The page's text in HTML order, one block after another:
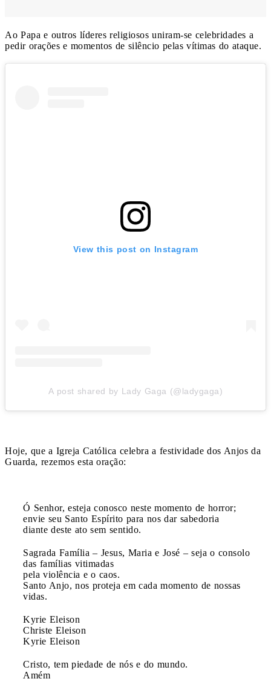
Ao Papa e outros líderes religiosos uniram-se celebridades a
pedir orações e momentos de silêncio pelas vítimas do ataque.
View this post on Instagram
A post shared by Lady Gaga (@ladygaga)
Hoje, que a Igreja Católica celebra a festividade dos Anjos da
Guarda, rezemos esta oração:
Ó Senhor, esteja conosco neste momento de horror;
envie seu Santo Espírito para nos dar sabedoria
diante deste ato sem sentido.
Sagrada Família – Jesus, Maria e José – seja o consolo
das famílias vitimadas
pela violência e o caos.
Santo Anjo, nos proteja em cada momento de nossas
vidas.
Kyrie Eleison
Christe Eleison
Kyrie Eleison
Cristo, tem piedade de nós e do mundo.
Amém